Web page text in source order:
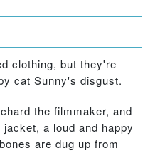
clothing, but they're
cat Sunny's disgust.
the filmmaker, and
a loud and happy
are dug up from